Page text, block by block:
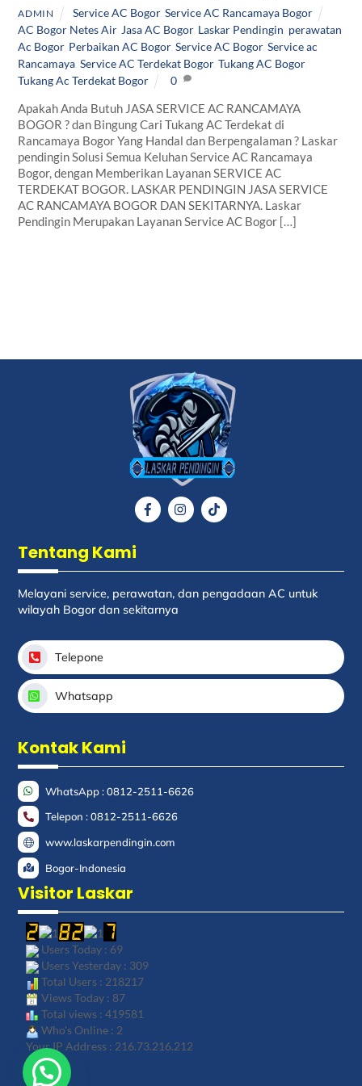
ADMIN Service AC Bogor, Service AC Rancamaya Bogor
AC Bogor Netes Air, Jasa AC Bogor, Laskar Pendingin perawatan
Ac Bogor, Perbaikan AC Bogor,Service AC Bogor,Service ac
Rancamaya ,Service AC Terdekat Bogor,Tukang AC Bogor,
Tukang Ac Terdekat Bogor
0
Apakah Anda Butuh JASA SERVICE AC RANCAMAYA
BOGOR ? dan Bingung Cari Tukang AC Terdekat di
Rancamaya Bogor Yang Handal dan Berpengalaman ? Laskar
pendingin Solusi Semua Keluhan Service AC Rancamaya
Bogor, dengan Memberikan Layanan SERVICE AC
TERDEKAT BOGOR. LASKAR PENDINGIN JASA SERVICE
AC RANCAMAYA BOGOR DAN SEKITARNYA. Laskar
Pendingin Merupakan Layanan Service AC Bogor […]
Icon
Icon
Icon
Tentang Kami
Melayani service, perawatan, dan pengadaan AC untuk
wilayah Bogor dan sekitarnya
Telepone
Whatsapp
Kontak Kami
WhatsApp : 0812-2511-6626
Telepon : 0812-2511-6626
www.laskarpendingin.com
Bogor-Indonesia
Visitor Laskar
Users Today : 69
Users Yesterday : 309
Total Users : 218217
Views Today : 87
Total views : 419581
Who's Online : 2
Your IP Address : 216.73.216.212